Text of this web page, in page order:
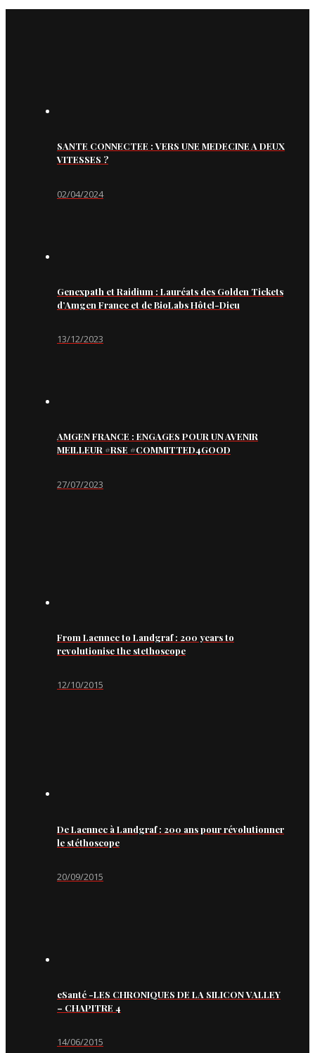
SANTE CONNECTEE : VERS UNE MEDECINE A DEUX
VITESSES ?
02/04/2024
Genexpath et Raidium : Lauréats des Golden Tickets
d’Amgen France et de BioLabs Hôtel-Dieu
13/12/2023
AMGEN FRANCE : ENGAGES POUR UN AVENIR
MEILLEUR #RSE #COMMITTED4GOOD
27/07/2023
From Laennec to Landgraf : 200 years to
revolutionise the stethoscope
12/10/2015
De Laennec à Landgraf : 200 ans pour révolutionner
le stéthoscope
20/09/2015
eSanté -LES CHRONIQUES DE LA SILICON VALLEY
– CHAPITRE 4
14/06/2015